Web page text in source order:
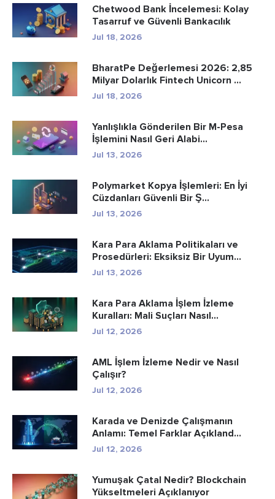
Chetwood Bank İncelemesi: Kolay
Tasarruf ve Güvenli Bankacılık
Jul 18, 2026
BharatPe Değerlemesi 2026: 2,85
Milyar Dolarlık Fintech Unicorn ...
Jul 18, 2026
Yanlışlıkla Gönderilen Bir M-Pesa
İşlemini Nasıl Geri Alabi...
Jul 13, 2026
Polymarket Kopya İşlemleri: En İyi
Cüzdanları Güvenli Bir Ş...
Jul 13, 2026
Kara Para Aklama Politikaları ve
Prosedürleri: Eksiksiz Bir Uyum...
Jul 13, 2026
Kara Para Aklama İşlem İzleme
Kuralları: Mali Suçları Nasıl...
Jul 12, 2026
AML İşlem İzleme Nedir ve Nasıl
Çalışır?
Jul 12, 2026
Karada ve Denizde Çalışmanın
Anlamı: Temel Farklar Açıkland...
Jul 12, 2026
Yumuşak Çatal Nedir? Blockchain
Yükseltmeleri Açıklanıyor